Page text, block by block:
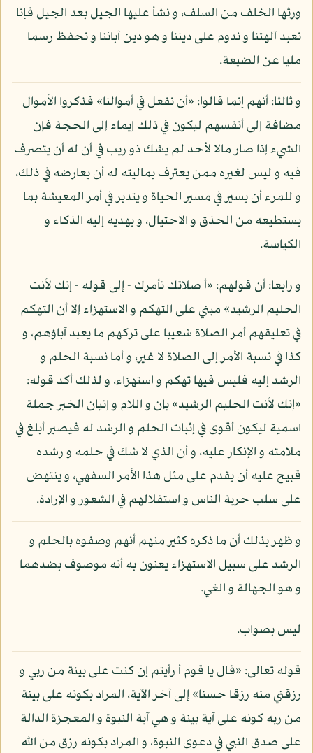
ورثها الخلف من السلف، و نشأ عليها الجيل بعد الجيل فإنا
نعبد آلهتنا و ندوم على ديننا و هو دين آبائنا و نحفظ رسما
مليا عن الضيعة.
و ثالثا: أنهم إنما قالوا: «أن نفعل في أموالنا» فذكروا الأموال
مضافة إلى أنفسهم ليكون في ذلك إيماء إلى الحجة فإن
الشيء إذا صار مالا لأحد لم يشك ذو ريب في أن له أن يتصرف
فيه و ليس لغيره ممن يعترف بماليته له أن يعارضه في ذلك،
و للمرء أن يسير في مسير الحياة و يتدبر في أمر المعيشة بما
يستطيعه من الحذق و الاحتيال، و يهديه إليه الذكاء و
الكياسة.
و رابعا: أن قولهم: «أ صلاتك تأمرك - إلى قوله - إنك لأنت
الحليم الرشيد» مبني على التهكم و الاستهزاء إلا أن التهكم
في تعليقهم أمر الصلاة شعيبا على تركهم ما يعبد آباؤهم، و
كذا في نسبة الأمر إلى الصلاة لا غير، و أما نسبة الحلم و
الرشد إليه فليس فيها تهكم و استهزاء، و لذلك أكد قوله:
«إنك لأنت الحليم الرشيد» بإن و اللام و إتيان الخبر جملة
اسمية ليكون أقوى في إثبات الحلم و الرشد له فيصير أبلغ في
ملامته و الإنكار عليه، و أن الذي لا شك في حلمه و رشده
قبيح عليه أن يقدم على مثل هذا الأمر السفهي، و ينتهض
على سلب حرية الناس و استقلالهم في الشعور و الإرادة.
و ظهر بذلك أن ما ذكره كثير منهم أنهم وصفوه بالحلم و
الرشد على سبيل الاستهزاء يعنون به أنه موصوف بضدهما
و هو الجهالة و الغي.
ليس بصواب.
قوله تعالى: «قال يا قوم أ رأيتم إن كنت على بينة من ربي و
رزقني منه رزقا حسنا» إلى آخر الآية، المراد بكونه على بينة
من ربه كونه على آية بينة و هي آية النبوة و المعجزة الدالة
على صدق النبي في دعوى النبوة، و المراد بكونه رزق من الله